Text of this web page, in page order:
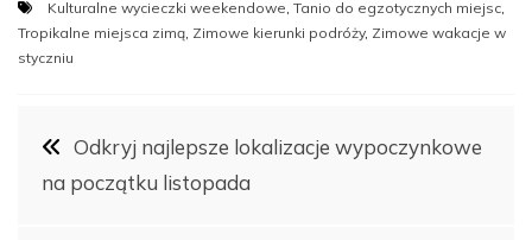
c
e
o
o
er m d k
n
p
n
Kulturalne wycieczki weekendowe Tanio do egzotycznych miejsc
Tropikalne miejsca zimą Zimowe kierunki podróży, Zimowe wakacje w
styczniu
Nawigacja
Odkryj najlepsze lokalizacje wypoczynkowe
na początku listopada